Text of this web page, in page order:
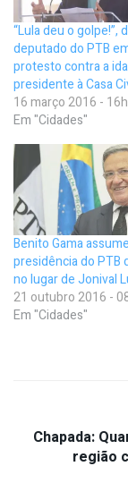
“Lula deu o golpe!”,
deputado do PTB
protesto contra a
presidente à Casa
16 março 2016 -
Em "Cidades"
Benito Gama assume
presidência do PTB
no lugar de Jonival
21 outubro 2016 -
Em "Cidades"
Chapada:
região